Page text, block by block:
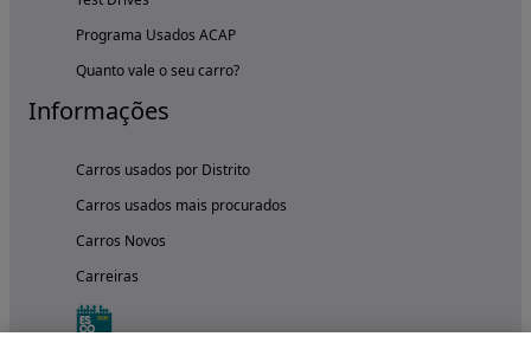
Programa Usados ACAP
Quanto vale o seu carro?
Informações
Carros usados por Distrito
Carros usados mais procurados
Carros Novos
Carreiras